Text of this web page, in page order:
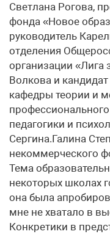
Светлана Рогова,
фонда «Новое
руководитель
отделения
организации «Лига
Волкова и кандидат
кафедры теории и
педагогики и
Сергина.Галина
некоммерческого
Тема
некоторых
она была
мне не хватало в
Конкретики в